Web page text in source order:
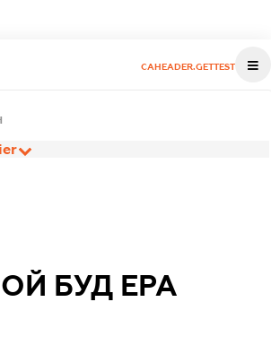
CAHEADER.GETTEST
БУД ЕРА